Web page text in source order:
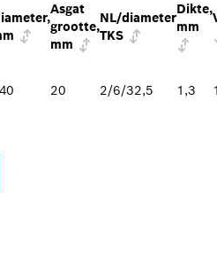
Asgat
grootte,
mm
NL/diameter
TKS
Dikte,
mm
20 2/6/32,5 1,3